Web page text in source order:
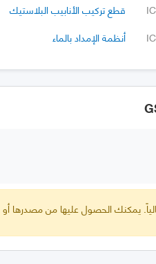
قطع تركيب الأنابيب البلاستيك
أنظمة الإمداد بالماء
يمكنك الحصول عليها من مصدرها أو